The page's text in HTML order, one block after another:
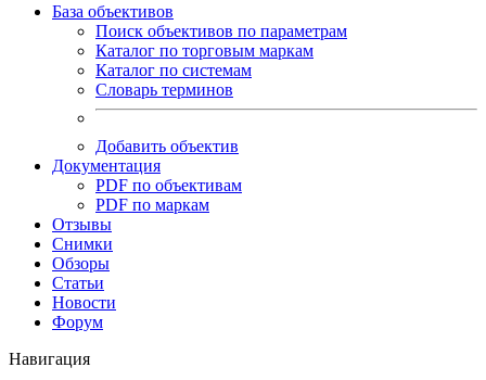
База объективов
Поиск объективов по параметрам
Каталог по торговым маркам
Каталог по системам
Словарь терминов
Добавить объектив
Документация
PDF по объективам
PDF по маркам
Отзывы
Снимки
Обзоры
Статьи
Новости
Форум
Навигация